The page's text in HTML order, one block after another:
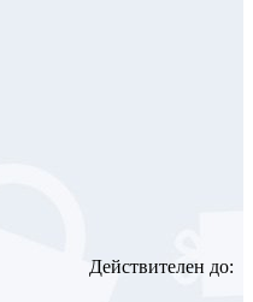
Действителен до: